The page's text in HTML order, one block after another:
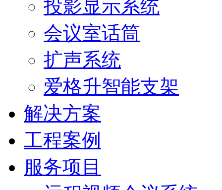
投影显示系统
会议室话筒
扩声系统
爱格升智能支架
解决方案
工程案例
服务项目